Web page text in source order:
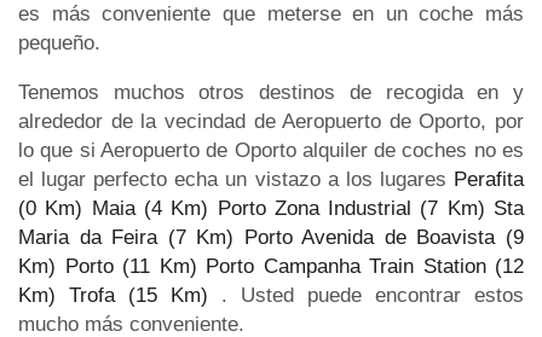
es más conveniente que meterse en un coche más
pequeño.
Tenemos muchos otros destinos de recogida en y
alrededor de la vecindad de Aeropuerto de Oporto, por
lo que si Aeropuerto de Oporto alquiler de coches no es
el lugar perfecto echa un vistazo a los lugares Perafita
(0 Km) Maia (4 Km) Porto Zona Industrial (7 Km) Sta
Maria da Feira (7 Km) Porto Avenida de Boavista (9
Km) Porto (11 Km) Porto Campanha Train Station (12
Km)
Trofa (15 Km) . Usted puede encontrar estos
mucho más conveniente.